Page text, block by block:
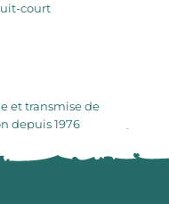
court
et transmise de
depuis 1976